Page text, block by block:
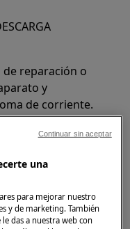
reparación o
y
de corriente.
una
para mejorar nuestro
y de marketing. También
das a nuestra web con
Continuar sin aceptar